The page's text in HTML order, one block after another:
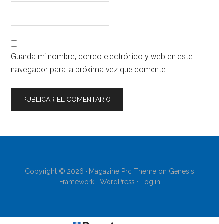
Guarda mi nombre, correo electrónico y web en este
navegador para la próxima vez que comente.
Copyright © 2026 · Magazine Pro Theme on Genesis
Framework· WordPress · Log in